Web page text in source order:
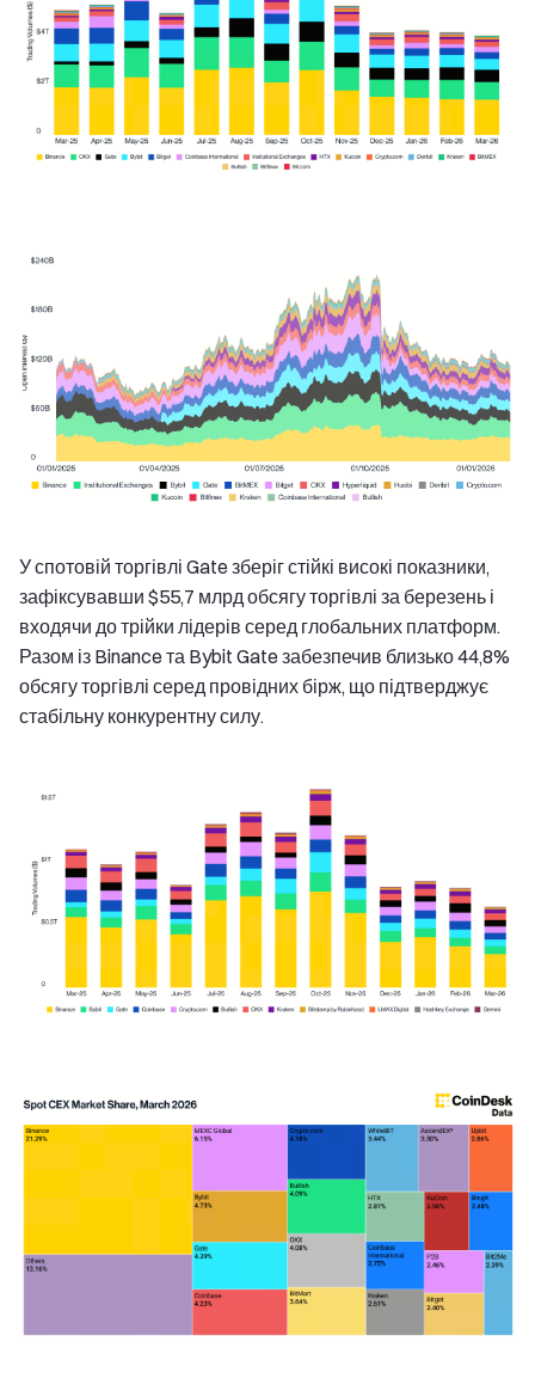
У спотовій торгівлі Gate зберіг стійкі високі показники,
зафіксувавши $55,7 млрд обсягу торгівлі за березень і
входячи до трійки лідерів серед глобальних платформ.
Разом із Binance та Bybit Gate забезпечив близько 44,8%
обсягу торгівлі серед провідних бірж, що підтверджує
стабільну конкурентну силу.